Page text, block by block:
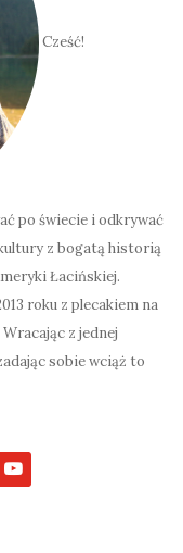
Cześć!
po świecie i odkrywać
z bogatą historią
Łacińskiej.
roku z plecakiem na
z jednej
sobie wciąż to